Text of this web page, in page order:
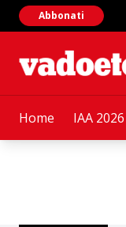
Home IAA 2026
Abbonati